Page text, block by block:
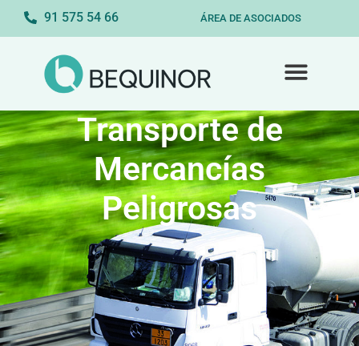
91 575 54 66 ÁREA DE ASOCIADOS
Transporte de
Mercancías
Peligrosas